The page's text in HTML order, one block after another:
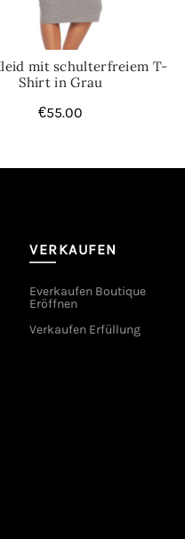
mit schulterfreiem T-
Shirt in Grau
€55.00
VERKAUFEN
Everkaufen Boutique
Eröffnen
Verkaufen Erfüllung